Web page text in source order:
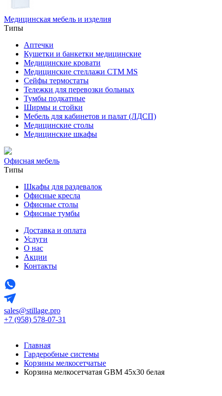
Медицинская мебель и изделия
Типы
Аптечки
Кушетки и банкетки медицинские
Медицинские кровати
Медицинские стеллажи CTM MS
Сейфы термостаты
Тележки для перевозки больных
Тумбы подкатные
Ширмы и стойки
Мебель для кабинетов и палат (ЛДСП)
Медицинские столы
Медицинские шкафы
Офисная мебель
Типы
Шкафы для раздевалок
Офисные кресла
Офисные столы
Офисные тумбы
Доставка и оплата
Услуги
О нас
Акции
Контакты
sales@stillage.pro
+7 (958) 578-07-31
Главная
Гардеробные системы
Корзины мелкосетчатые
Корзина мелкосетчатая GBM 45х30 белая